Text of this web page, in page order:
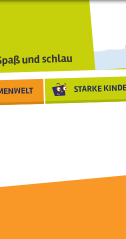
und schlau
STARKE